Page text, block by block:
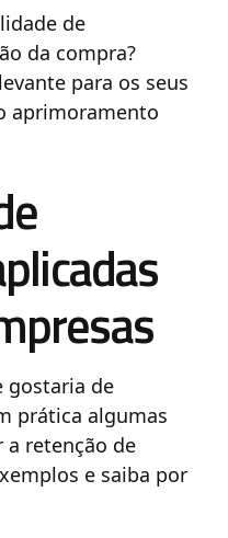
de
da compra?
para os seus
aprimoramento
gostaria de
prática algumas
a retenção de
e saiba por